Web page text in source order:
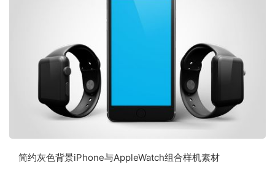
简约灰色背景iPhone与AppleWatch组合样机素材